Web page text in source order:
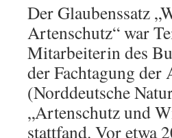
Der Glaubenssatz
Artenschutz“ war
Mitarbeiterin des
der Fachtagung
(Norddeutsche
„Artenschutz und
stattfand. Vor etwa